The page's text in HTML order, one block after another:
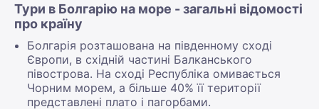
Тури в Болгарію на море - загальні відомості
про країну
Болгарія розташована на південному сході
Європи, в східній частині Балканського
півострова. На сході Республіка омивається
Чорним морем, а більше 40% її території
представлені плато і пагорбами.